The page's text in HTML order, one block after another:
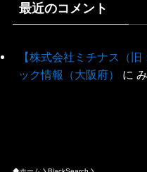
最近のコメント
【株式会社ミチナス（
ック情報（大阪府）
に